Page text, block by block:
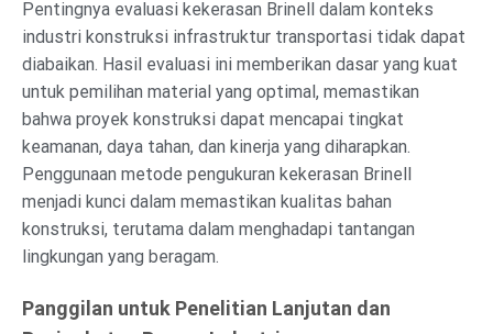
Pentingnya evaluasi kekerasan Brinell dalam konteks
industri konstruksi infrastruktur transportasi tidak dapat
diabaikan. Hasil evaluasi ini memberikan dasar yang kuat
untuk pemilihan material yang optimal, memastikan
bahwa proyek konstruksi dapat mencapai tingkat
keamanan, daya tahan, dan kinerja yang diharapkan.
Penggunaan metode pengukuran kekerasan Brinell
menjadi kunci dalam memastikan kualitas bahan
konstruksi, terutama dalam menghadapi tantangan
lingkungan yang beragam.
Panggilan untuk Penelitian Lanjutan dan